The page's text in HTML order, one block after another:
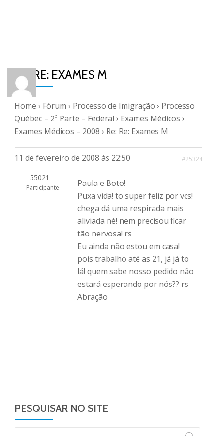
RE: RE: EXAMES M
Home › Fórum › Processo de Imigração › Processo
Québec – 2ª Parte – Federal › Exames Médicos ›
Exames Médicos – 2008 › Re: Re: Exames M
11 de fevereiro de 2008 às 22:50 #25324
55021
Participante
Paula e Boto!
Puxa vida! to super feliz por vcs!
chega dá uma respirada mais
aliviada né! nem precisou ficar
tão nervosa! rs
Eu ainda não estou em casa!
pois trabalho até as 21, já já to
lá! quem sabe nosso pedido não
estará esperando por nós?? rs
Abração
PESQUISAR NO SITE